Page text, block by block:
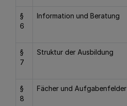
§
6
Information und Beratung
§
7
Struktur der Ausbildung
§
8
Fächer und Aufgabenfelder